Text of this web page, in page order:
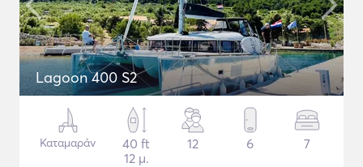
Lagoon 400 S2
Καταμαράν
40 ft
12 μ.
12 6 7